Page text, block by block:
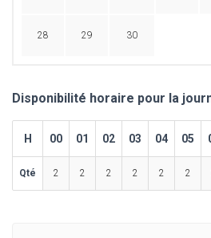
28 29 30
Disponibilité horaire pour la
H 00 01 02 03 04 05
Qté 2 2 2 2 2 2